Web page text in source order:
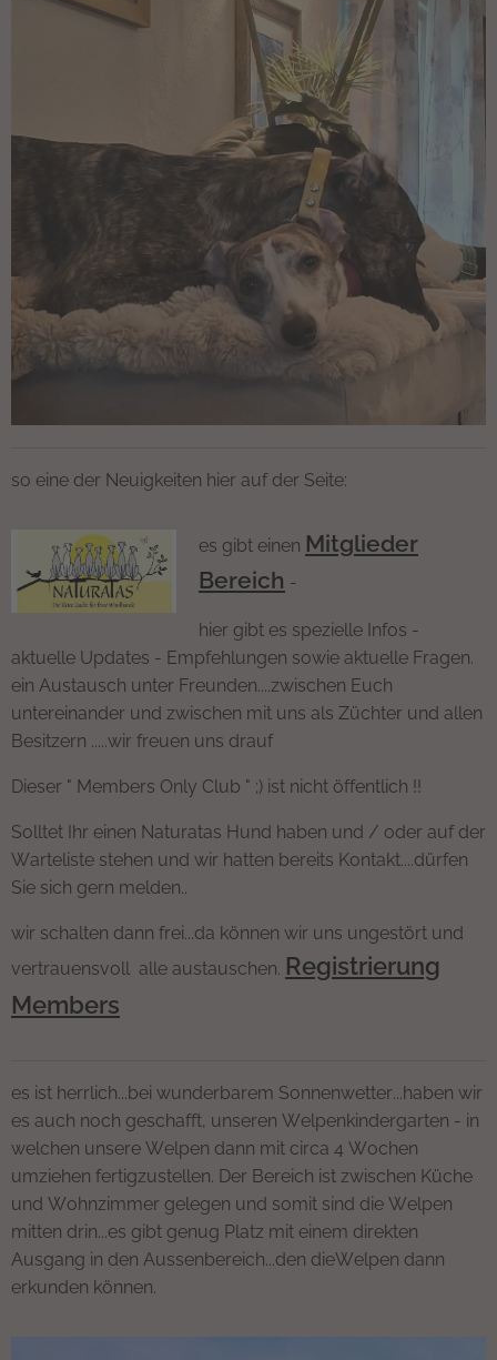
so eine der Neuigkeiten hier auf der Seite:
es gibt einen Mitglieder
Bereich -
hier gibt es spezielle Infos -
aktuelle Updates - Empfehlungen sowie aktuelle Fragen.
ein Austausch unter Freunden....zwischen Euch
untereinander und zwischen mit uns als Züchter und allen
Besitzern .....wir freuen uns drauf
Dieser " Members Only Club " ;) ist nicht öffentlich !!
Solltet Ihr einen Naturatas Hund haben und / oder auf der
Warteliste stehen und wir hatten bereits Kontakt....dürfen
Sie sich gern melden..
wir schalten dann frei...da können wir uns ungestört und
vertrauensvoll alle austauschen. Registrierung
Members
es ist herrlich...bei wunderbarem Sonnenwetter...haben wir
es auch noch geschafft, unseren Welpenkindergarten - in
welchen unsere Welpen dann mit circa 4 Wochen
umziehen fertigzustellen. Der Bereich ist zwischen Küche
und Wohnzimmer gelegen und somit sind die Welpen
mitten drin...es gibt genug Platz mit einem direkten
Ausgang in den Aussenbereich...den dieWelpen dann
erkunden können.